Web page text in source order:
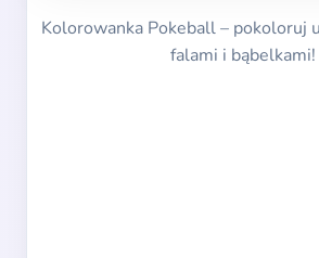
Kolorowanka Pokeball – pokoloruj
falami i bąbelkami!